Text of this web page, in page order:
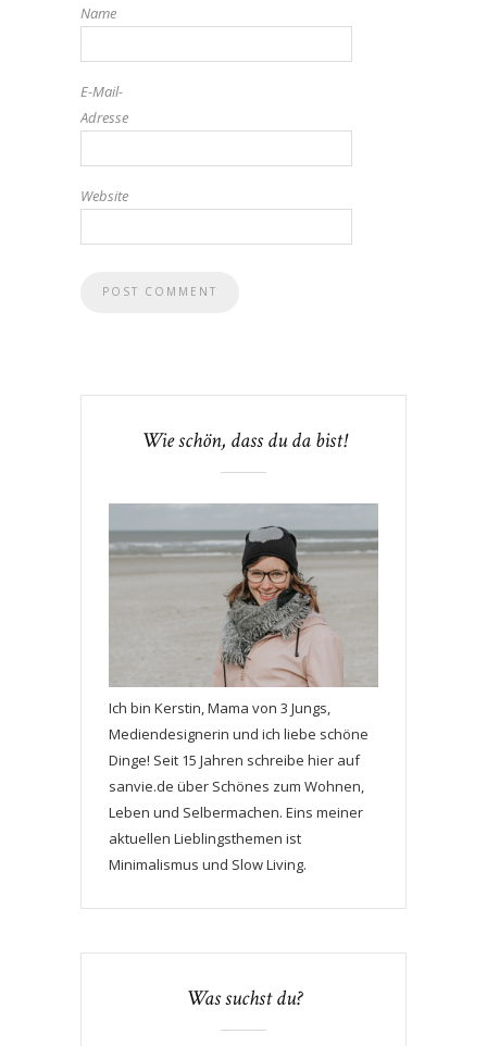
Name
E-Mail-
Adresse
Website
Wie schön, dass du da bist!
Ich bin Kerstin, Mama von 3 Jungs,
Mediendesignerin und ich liebe schöne
Dinge! Seit 15 Jahren schreibe hier auf
sanvie.de über Schönes zum Wohnen,
Leben und Selbermachen. Eins meiner
aktuellen Lieblingsthemen ist
Minimalismus und Slow Living.
Was suchst du?